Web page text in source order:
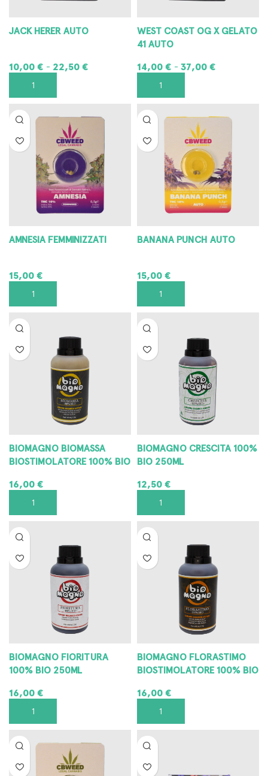
JACK HERER AUTO
10,00€ - 22,50€
SCEGLI
WEST COAST OG X GELATO
41 AUTO
14,00€ - 37,00€
SCEGLI
AMNESIA FEMMINIZZATI
15,00€
AGGIUNGI AL CARRELLO
BANANA PUNCH AUTO
15,00€
AGGIUNGI AL CARRELLO
BIOMAGNO BIOMASSA
BIOSTIMOLATORE 100% BIO
16,00€
AGGIUNGI AL CARRELLO
BIOMAGNO CRESCITA 100%
BIO 250ML
12,50€
AGGIUNGI AL CARRELLO
BIOMAGNO FIORITURA
100% BIO 250ML
16,00€
AGGIUNGI AL CARRELLO
BIOMAGNO FLORASTIMO
BIOSTIMOLATORE 100% BIO
16,00€
AGGIUNGI AL CARRELLO